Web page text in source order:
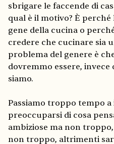
sbrigare le faccende di
qual è il motivo? È
gene della cucina o
credere che cucinare sia
problema del genere è
dovremmo essere,
siamo.
Passiamo troppo tempo a
preoccuparsi di cosa
ambiziose ma non
non troppo, altrimenti